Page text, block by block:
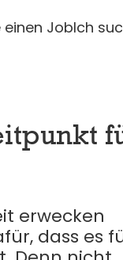
einen JobIch
erwecken
dass es